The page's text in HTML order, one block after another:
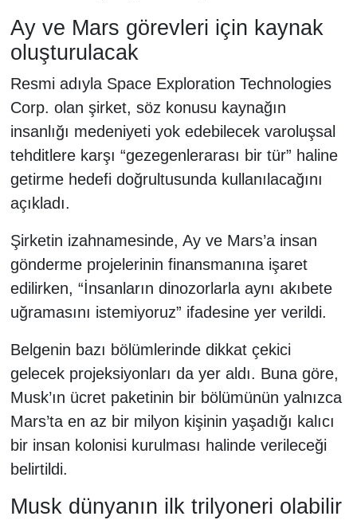
Ay ve Mars görevleri için kaynak
oluşturulacak
Resmi adıyla Space Exploration Technologies
Corp. olan şirket, söz konusu kaynağın
insanlığı medeniyeti yok edebilecek varoluşsal
tehditlere karşı “gezegenlerarası bir tür” haline
getirme hedefi doğrultusunda kullanılacağını
açıkladı.
Şirketin izahnamesinde, Ay ve Mars’a insan
gönderme projelerinin finansmanına işaret
edilirken, “İnsanların dinozorlarla aynı akıbete
uğramasını istemiyoruz” ifadesine yer verildi.
Belgenin bazı bölümlerinde dikkat çekici
gelecek projeksiyonları da yer aldı. Buna göre,
Musk’ın ücret paketinin bir bölümünün yalnızca
Mars’ta en az bir milyon kişinin yaşadığı kalıcı
bir insan kolonisi kurulması halinde verileceği
belirtildi.
Musk dünyanın ilk trilyoneri olabilir